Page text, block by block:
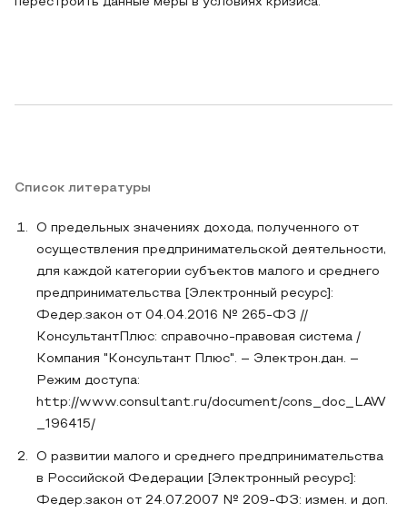
Список литературы
О предельных значениях дохода, полученного от
осуществления предпринимательской деятельности,
для каждой категории субъектов малого и среднего
предпринимательства [Электронный ресурс]:
Федер.закон от 04.04.2016 № 265-ФЗ //
КонсультантПлюс: справочно-правовая система /
Компания "Консультант Плюс". – Электрон.дан. –
Режим доступа:
http://www.consultant.ru/document/cons_doc_LAW
_196415/
О развитии малого и среднего предпринимательства
в Российской Федерации [Электронный ресурс]:
Федер.закон от 24.07.2007 № 209-ФЗ: измен. и доп.